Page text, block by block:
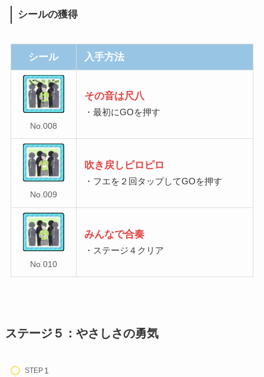
シールの獲得
シール 入手方法
No.008
その音は尺八
・最初にGOを押す
No.009
吹き戻しピロピロ
・フエを２回タップしてGOを押す
No.010
みんなで合奏
・ステージ４クリア
ステージ５：やさしさの勇気
STEP